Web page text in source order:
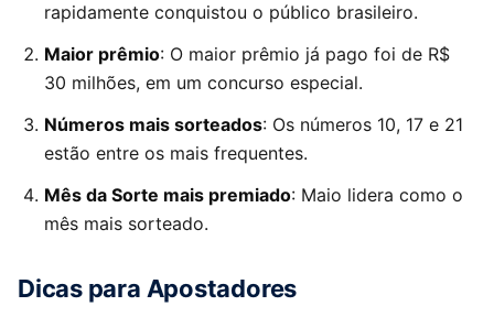
rapidamente conquistou o público brasileiro.
Maior prêmio: O maior prêmio já pago foi de R$
30 milhões, em um concurso especial.
Números mais sorteados: Os números 10, 17 e 21
estão entre os mais frequentes.
Mês da Sorte mais premiado: Maio lidera como o
mês mais sorteado.
Dicas para Apostadores